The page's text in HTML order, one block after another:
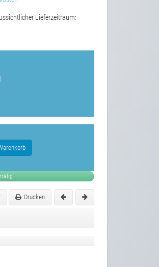
Lieferzeitraum:
Drucken